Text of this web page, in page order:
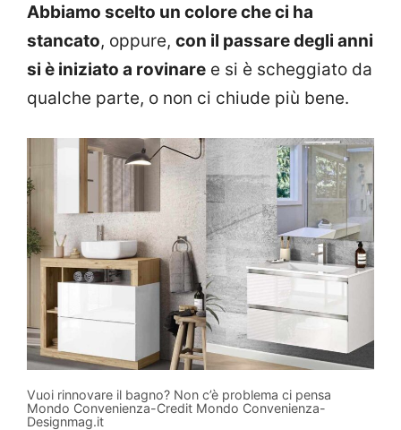
Abbiamo scelto un colore che ci ha
stancato, oppure, con il passare degli anni
si è iniziato a rovinare e si è scheggiato da
qualche parte, o non ci chiude più bene.
Vuoi rinnovare il bagno? Non c’è problema ci pensa
Mondo Convenienza-Credit Mondo Convenienza-
Designmag.it